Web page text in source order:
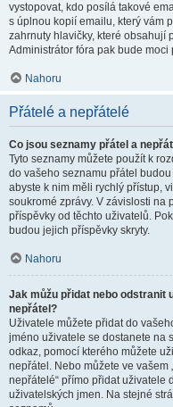
vystopovat, kdo posílá takové
s úplnou kopií emailu, který vám
zahrnuty hlavičky, které obsahují
Administrátor fóra pak bude moci
Nahoru
Přátelé a nepřátelé
Co jsou seznamy přátel a
Tyto seznamy můžete použít k
do vašeho seznamu přátel
abyste k nim měli rychlý přístup,
soukromé zprávy. V závislosti na
příspěvky od těchto uživatelů.
budou jejich příspěvky skryty.
Nahoru
Jak můžu přidat nebo odstranit
nepřátel?
Uživatele můžete přidat do
jméno uživatele se dostanete na
odkaz, pomocí kterého můžete
nepřátel. Nebo můžete ve vašem
nepřátelé“ přímo přidat uživatele
uživatelských jmen. Na stejné